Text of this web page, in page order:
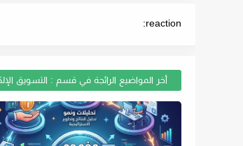
reaction:
أخر المواضيع الرائجة في قسم : التسويق